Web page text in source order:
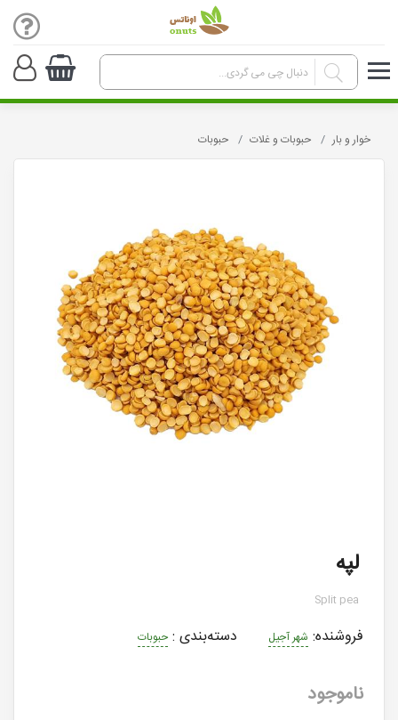
خوار و بار حبوبات و غلات حبوبات
لپه
Split pea
فروشنده: شهر آجیل دسته‌بندی : حبوبات
ناموجود